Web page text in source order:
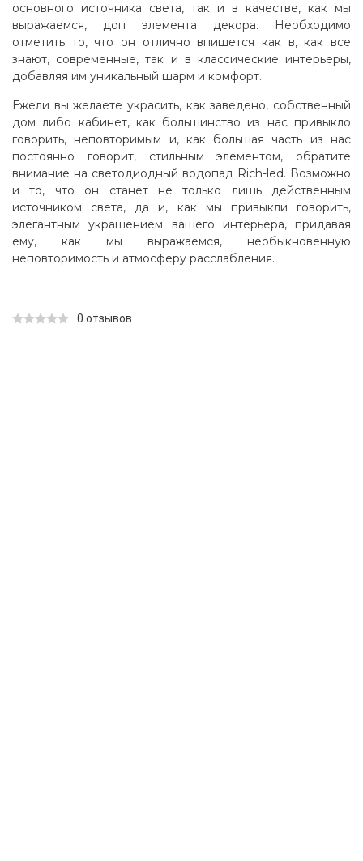
основного источника света, так и в качестве, как мы
выражаемся, доп элемента декора. Необходимо
отметить то, что он отлично впишется как в, как все
знают, современные, так и в классические интерьеры,
добавляя им уникальный шарм и комфорт.
Ежели вы желаете украсить, как заведено, собственный
дом либо кабинет, как большинство из нас привыкло
говорить, неповторимым и, как большая часть из нас
постоянно говорит, стильным элементом, обратите
внимание на светодиодный водопад Rich-led. Возможно
и то, что он станет не только лишь действенным
источником света, да и, как мы привыкли говорить,
элегантным украшением вашего интерьера, придавая
ему, как мы выражаемся, необыкновенную
неповторимость и атмосферу расслабления.
0 отзывов